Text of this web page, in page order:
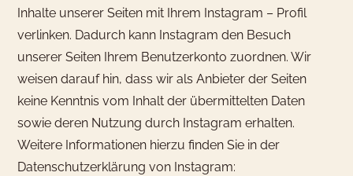
Inhalte unserer Seiten mit Ihrem Instagram – Profil
verlinken. Dadurch kann Instagram den Besuch
unserer Seiten Ihrem Benutzerkonto zuordnen. Wir
weisen darauf hin, dass wir als Anbieter der Seiten
keine Kenntnis vom Inhalt der übermittelten Daten
sowie deren Nutzung durch Instagram erhalten.
Weitere Informationen hierzu finden Sie in der
Datenschutzerklärung von Instagram: